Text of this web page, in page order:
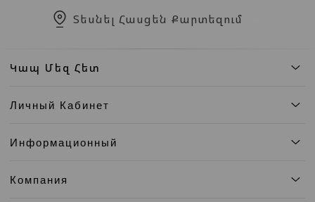
Տեսնել Հասցեն Քարտեզում
Կապ Մեզ Հետ
Личный Кабинет
Информационный
Компания